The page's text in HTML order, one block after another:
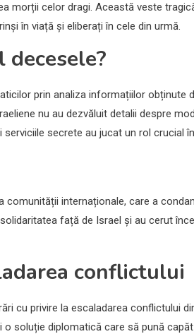
morții celor dragi. Această veste
în viață și eliberați în cele din urmă.
prin analiza informațiilor obținute
nu au dezvăluit detalii despre
secrete au jucat un rol crucial
internaționale, care a
față de Israel și au cerut
conflictului
cu privire la escaladarea conflictului
soluție diplomatică care să pună